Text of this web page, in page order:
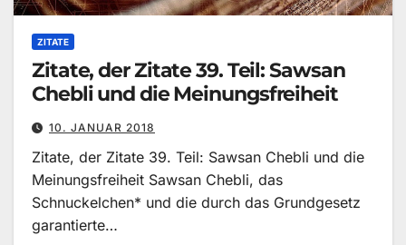
ZITATE
Zitate, der Zitate 39. Teil: Sawsan
Chebli und die Meinungsfreiheit
10. JANUAR 2018
Zitate, der Zitate 39. Teil: Sawsan Chebli und die
Meinungsfreiheit Sawsan Chebli, das
Schnuckelchen* und die durch das Grundgesetz
garantierte…